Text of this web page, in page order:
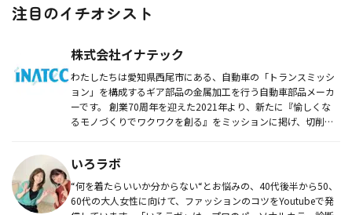
注目のイチオシスト
株式会社イナテック
わたしたちは愛知県西尾市にある、自動車の「トランスミッシ
ョン」を構成するギア部品の金属加工を行う自動車部品メーカ
ーです。 創業70周年を迎えた2021年より、新たに『愉しくな
るモノづくりでワクワクを創る』をミッションに掲げ、切削・
いろラボ
“何を着たらいいか分からない“とお悩みの、40代後半から50、
60代の大人女性に向けて、ファッションのコツをYoutubeで発